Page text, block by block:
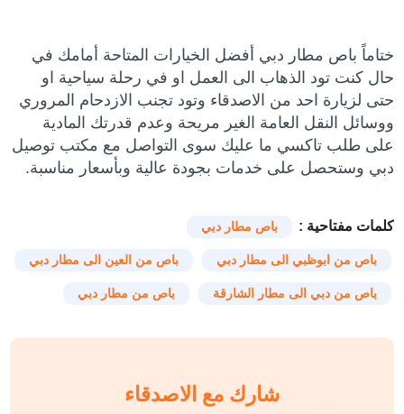
ختاماً باص مطار دبي أفضل الخيارات المتاحة أمامك في
حال كنت تود الذهاب الى العمل او في رحلة سياحية او
حتى لزيارة احد من الاصدقاء وتود تجنب الازدحام المروري
ووسائل النقل العامة الغير مريحة وعدم قدرتك المادية
على طلب تاكسي ما عليك سوى التواصل مع مكتب توصيل
دبي وستحصل على خدمات بجودة عالية وبأسعار مناسبة.
كلمات مفتاحية : باص مطار دبي
باص من ابوظبي الى مطار دبي باص من العين الى مطار دبي
باص من دبي الى مطار الشارقة باص من مطار دبي
شارك مع الاصدقاء